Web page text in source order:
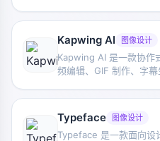
Kapwing AI 图像设计
Kapwing AI 是一款协作
频编辑、GIF 制作、字
Typeface 图像设计
Typeface 是一款面向设